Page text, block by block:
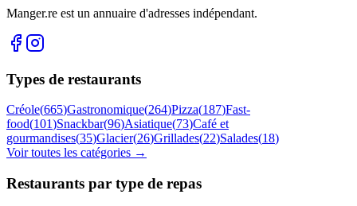
Manger.re est un annuaire d'adresses indépendant.
Types de restaurants
Créole(665)Gastronomique(264)Pizza(187)Fast-
food(101)Snackbar(96)Asiatique(73)Café et
gourmandises(35)Glacier(26)Grillades(22)Salades(18)
Voir toutes les catégories →
Restaurants par type de repas